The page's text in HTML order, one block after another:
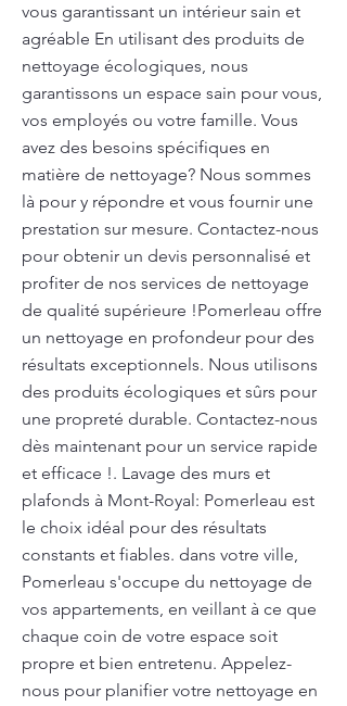
vous garantissant un intérieur sain et
agréable En utilisant des produits de
nettoyage écologiques, nous
garantissons un espace sain pour vous,
vos employés ou votre famille. Vous
avez des besoins spécifiques en
matière de nettoyage? Nous sommes
là pour y répondre et vous fournir une
prestation sur mesure. Contactez-nous
pour obtenir un devis personnalisé et
profiter de nos services de nettoyage
de qualité supérieure !Pomerleau offre
un nettoyage en profondeur pour des
résultats exceptionnels. Nous utilisons
des produits écologiques et sûrs pour
une propreté durable. Contactez-nous
dès maintenant pour un service rapide
et efficace !. Lavage des murs et
plafonds à Mont-Royal: Pomerleau est
le choix idéal pour des résultats
constants et fiables. dans votre ville,
Pomerleau s'occupe du nettoyage de
vos appartements, en veillant à ce que
chaque coin de votre espace soit
propre et bien entretenu. Appelez-
nous pour planifier votre nettoyage en